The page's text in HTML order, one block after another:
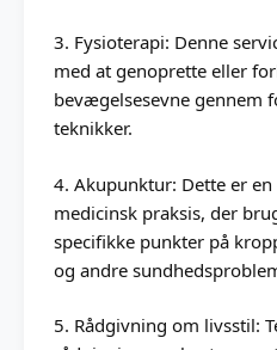
3. Fysioterapi: Denne
med at genoprette eller
bevægelsesevne gennem
teknikker.
4. Akupunktur: Dette er
medicinsk praksis, der
specifikke punkter på
og andre
5. Rådgivning om livsstil: